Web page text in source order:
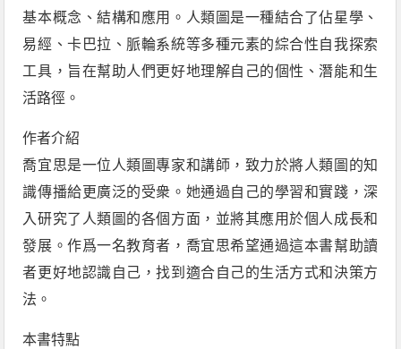
基本概念、結構和應用。人類圖是一種結合了佔星學、
易經、卡巴拉、脈輪系統等多種元素的綜合性自我探索
工具，旨在幫助人們更好地理解自己的個性、潛能和生
活路徑。
作者介紹
喬宜思是一位人類圖專家和講師，致力於將人類圖的知
識傳播給更廣泛的受衆。她通過自己的學習和實踐，深
入研究了人類圖的各個方面，並將其應用於個人成長和
發展。作爲一名教育者，喬宜思希望通過這本書幫助讀
者更好地認識自己，找到適合自己的生活方式和決策方
法。
本書特點